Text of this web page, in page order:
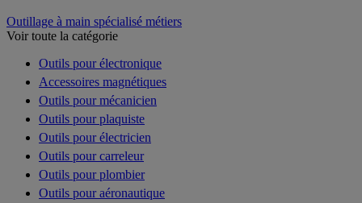
Outillage à main spécialisé métiers
Voir toute la catégorie
Outils pour électronique
Accessoires magnétiques
Outils pour mécanicien
Outils pour plaquiste
Outils pour électricien
Outils pour carreleur
Outils pour plombier
Outils pour aéronautique